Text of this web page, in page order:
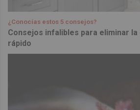
¿Conocías estos 5 consejos?
Consejos infalibles para eliminar la
rápido